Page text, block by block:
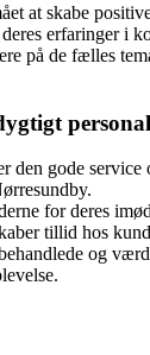
at skabe
erfaringer i
på de fælles
den gode service
for deres
tillid hos
og